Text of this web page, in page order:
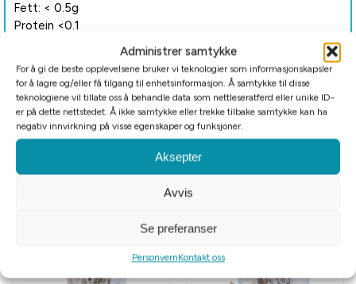
Administrer samtykke
For å gi de beste opplevelsene bruker vi teknologier som informasjonskapsler
for å lagre og/eller få tilgang til enhetsinformasjon. Å samtykke til disse
teknologiene vil tillate oss å behandle data som nettleseratferd eller unike ID-
er på dette nettstedet. Å ikke samtykke eller trekke tilbake samtykke kan ha
negativ innvirkning på visse egenskaper og funksjoner.
Aksepter
Avvis
Se preferanser
PersonvernKontakt oss
Fett: < 0.5g
Protein <0.1
Produktet er allergivennlig og passer for hunder i alle aldre.
Tilleggsinformasjon
Relaterte produkter